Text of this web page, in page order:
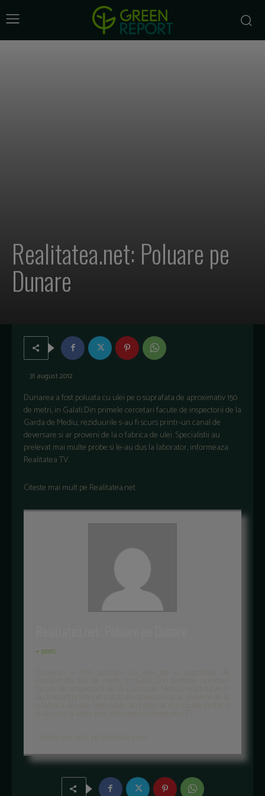
Realitatea.net: Poluare pe
Dunare
31 august 2012
Dunarea a fost poluata cu ulei pe o suprafata de aproximativ 150
de metri, in Galati.Din primele cercetari facute de inspectorii de la
Garda de Mediu, reziduurile s-au fi scurs printr-un canal de
deversare si ar proveni de la o fabrica de ulei. Specialistii au
prelevat mai multe probe si le-au dus la laborator, informeaza
Realitatea TV.
Citeste mai mult pe Realitatea.net.
+ posts